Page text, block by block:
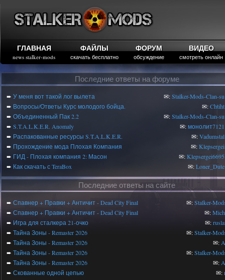
ГЛАВНАЯ
news stalker-mods
ФАЙЛЫ
скачать бесплатно
ФОРУМ
обсуждение
ВИДЕО
смотреть онлайн
Последние ответы на форуме
➨ У меня вот такой лог вылета ✉:Stalker-Mods-Clan-su
➨ Вопросы/Ответы Курс молодого бойца. ✉:Chtiht
➨ Объединенный Пак 2.2 ✉:Stalker-Mods-Clan-su
➨ S.T.A.L.K.E.R. Anomaly ✉:монолит7121
➨ Распакованные ресурсы S.T.A.L.K.E.R. ✉:Vadumstal
➨ Прохождение мода Плохая Компания ✉:Klepsergei
➨ ГИД - Плохая компания 2: Масон ✉:Klepsergei6695
➨ Как скачать с TeraBox ✉:Loner_Dute
Последние ответы на сайте
➨ Спавнер + Правки + Античит - Dead City Final ✉:Stalker-
➨ Спавнер + Правки + Античит - Dead City Final ✉:
➨ Игра для сталкера 21-очко ✉:
➨ Тайна Зоны - Remaster 2026 ✉:Stalker-
➨ Тайна Зоны - Remaster 2026 ✉:
➨ Тайна Зоны - Remaster 2026 ✉:Stalker-
➨ Тайна Зоны - Remaster 2026 ✉:
➨ Скованные одной цепью ✉: